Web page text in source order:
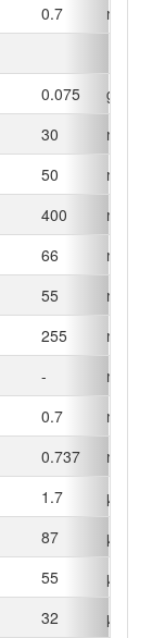
0.7
mg
0.075
g
30
mg
50
mg
400
mg
66
mg
55
mg
255
mg
-
mg
0.7
mg
0.737
mg
1.7
µg
87
µg
55
µg
32 µg